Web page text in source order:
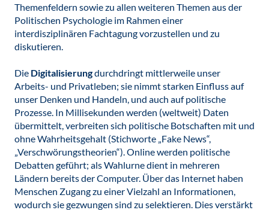
Themenfeldern sowie zu allen weiteren Themen aus der
Politischen Psychologie im Rahmen einer
interdisziplinären Fachtagung vorzustellen und zu
diskutieren.
Die Digitalisierungdurchdringt mittlerweile unser
Arbeits- und Privatleben; sie nimmt starken Einfluss auf
unser Denken und Handeln, und auch auf politische
Prozesse. In Millisekunden werden (weltweit) Daten
übermittelt, verbreiten sich politische Botschaften mit und
ohne Wahrheitsgehalt (Stichworte „Fake News“,
„Verschwörungstheorien“). Online werden politische
Debatten geführt; als Wahlurne dient in mehreren
Ländern bereits der Computer. Über das Internet haben
Menschen Zugang zu einer Vielzahl an Informationen,
wodurch sie gezwungen sind zu selektieren. Dies verstärkt